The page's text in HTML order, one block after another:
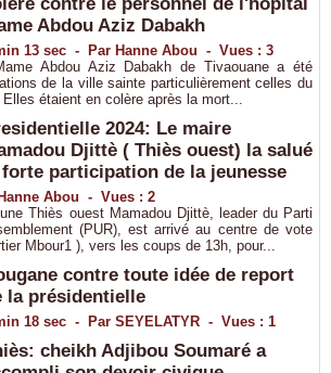
Abdou Aziz Dabakh
13 sec- Par Hanne Abou - Vues : 3
Abdou Aziz Dabakh de Tivaouane a été
de la ville sainte particulièrement celles du
étaient en colère après la mort...
2024: Le maire
Djittè ( Thiès ouest) la salué
participation de la jeunesse
Abou - Vues : 2
Thiès ouest Mamadou Djittè, leader du Parti
(PUR), est arrivé au centre de vote
Mbour1 ), vers les coups de 13h, pour...
contre toute idée de report
la présidentielle
18 sec- Par SEYELATYR- Vues : 1
cheikh Adjibou Soumaré a